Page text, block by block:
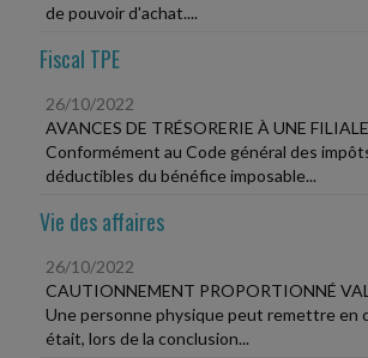
de pouvoir d'achat....
Fiscal TPE
26/10/2022
AVANCES DE TRÉSORERIE À UNE FILIALE
Conformément au Code général des
déductibles du bénéfice imposable...
Vie des affaires
26/10/2022
CAUTIONNEMENT PROPORTIONNÉ
Une personne physique peut remettre en
était, lors de la conclusion...